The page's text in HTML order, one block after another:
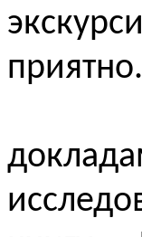
приятно.